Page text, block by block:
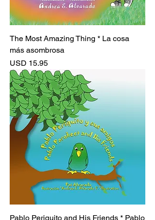
The Most Amazing Thing * La cosa
más asombrosa
Precio
USD 15.95
Pablo Periquito and His Friends * Pablo